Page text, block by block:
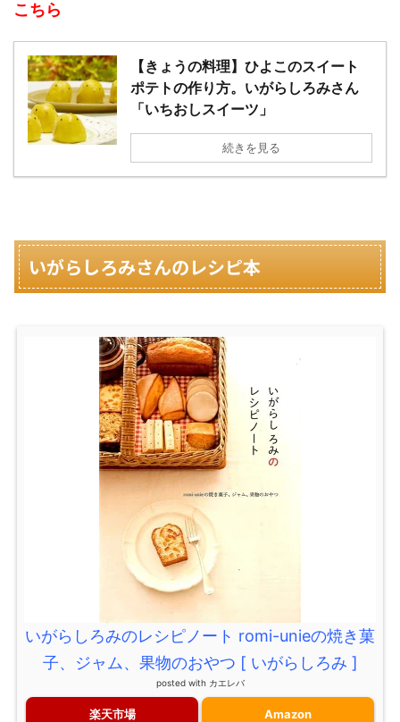
こちら
【きょうの料理】ひよこのスイート
ポテトの作り方。いがらしろみさん
「いちおしスイーツ」
続きを見る
いがらしろみさんのレシピ本
いがらしろみのレシピノート romi-unieの焼き菓
子、ジャム、果物のおやつ [ いがらしろみ ]
posted with カエレバ
楽天市場 Amazon